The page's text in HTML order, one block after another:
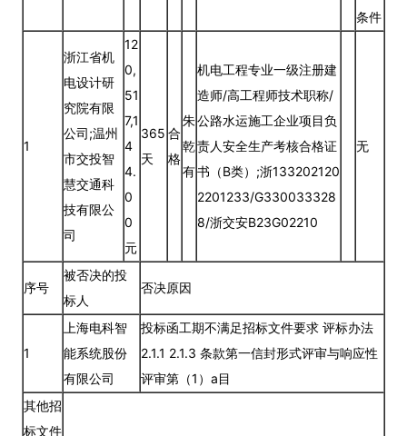
条件
1
浙江省机
电设计研
究院有限
公司;温州
市交投智
慧交通科
技有限公
司
12
0,
51
7,1
4
4.
0
0
元
365
天
合
格
朱
乾
有
机电工程专业一级注册建
造师/高工程师技术职称/
公路水运施工企业项目负
责人安全生产考核合格证
书（B类）;浙133202120
2201233/G330033328
8/浙交安B23G02210
无
序号
被否决的投
标人
否决原因
1
上海电科智
能系统股份
有限公司
投标函工期不满足招标文件要求 评标办法
2.1.1 2.1.3 条款第一信封形式评审与响应性
评审第（1）a目
其他招
标文件